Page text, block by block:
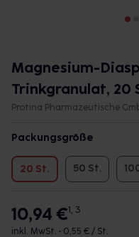
Magnesium-
Trinkgranulat, 20
Protina Pharmazeutische
Packungsgröße
20 St. 50 St.
10,94 €1, 3
inkl. MwSt. • 0,55 € / St.